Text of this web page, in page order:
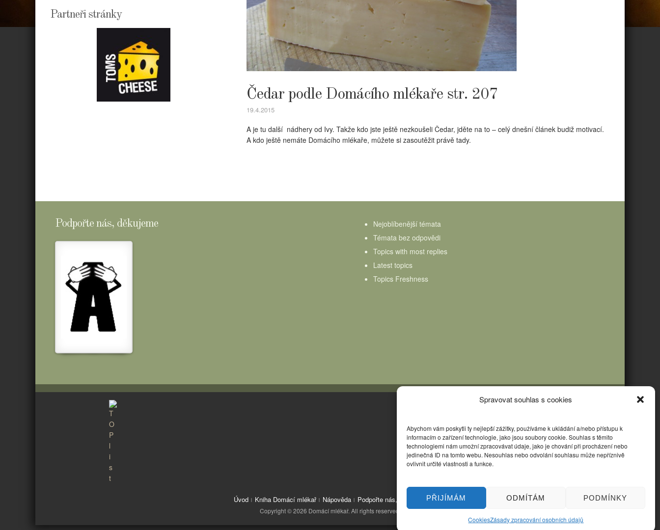
Spravovat souhlas s cookies
Abychom vám poskytli ty nejlepší zážitky, používáme k ukládání a/nebo přístupu k
informacím o zařízení technologie, jako jsou soubory cookie. Souhlas s těmito
technologiemi nám umožní zpracovávat údaje, jako je chování při procházení nebo
jedinečná ID na tomto webu. Nesouhlas nebo odvolání souhlasu může nepříznivě
ovlivnit určité vlastnosti a funkce.
PŘIJÍMÁM ODMÍTÁM PODMÍNKY
CookiesZásady zpracování osobních údajů
Čedar podle Domácího mlékaře str. 207
19.4.2015
A je tu další nádhery od Ivy. Takže kdo jste ještě nezkoušeli Čedar, jděte na to – celý dnešní článek budiž motivací.
A kdo ještě nemáte Domácího mlékaře, můžete si zasoutěžit právě tady.
Partneři stránky
Podpořte nás, děkujeme
Nejoblíbenější témata
Témata bez odpovědi
Topics with most replies
Latest topics
Topics Freshness
Úvod Kniha Domácí mlékař Nápověda Podpořte nás, děkujeme
Copyright © 2026 Domácí mlékař. All rights reserved.